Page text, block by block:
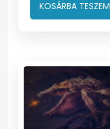
KOSÁRBA TESZEM